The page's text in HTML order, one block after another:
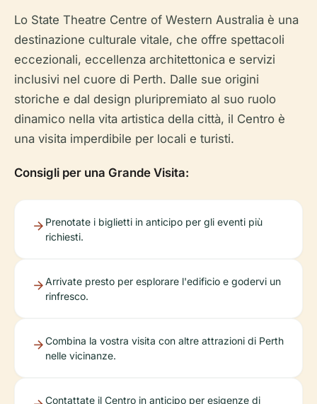
Lo State Theatre Centre of Western Australia è una
destinazione culturale vitale, che offre spettacoli
eccezionali, eccellenza architettonica e servizi
inclusivi nel cuore di Perth. Dalle sue origini
storiche e dal design pluripremiato al suo ruolo
dinamico nella vita artistica della città, il Centro è
una visita imperdibile per locali e turisti.
Consigli per una Grande Visita:
Prenotate i biglietti in anticipo per gli eventi più
richiesti.
Arrivate presto per esplorare l'edificio e godervi un
rinfresco.
Combina la vostra visita con altre attrazioni di Perth
nelle vicinanze.
Contattate il Centro in anticipo per esigenze di